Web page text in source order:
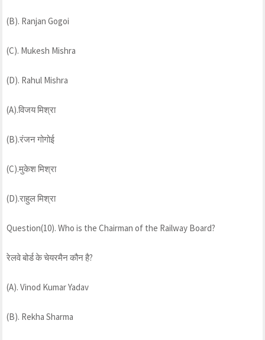
(B). Ranjan Gogoi
(C). Mukesh Mishra
(D). Rahul Mishra
(A).विजय मिश्रा
(B).रंजन गोगोई
(C).मुकेश मिश्रा
(D).राहुल मिश्रा
Question(10). Who is the Chairman of the Railway Board?
रेलवे बोर्ड के चेयरमैन कौन है?
(A). Vinod Kumar Yadav
(B). Rekha Sharma